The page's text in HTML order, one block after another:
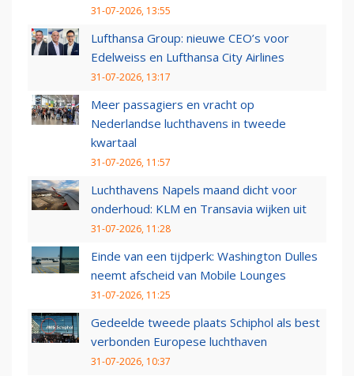
31-07-2026, 13:55
Lufthansa Group: nieuwe CEO’s voor
Edelweiss en Lufthansa City Airlines
31-07-2026, 13:17
Meer passagiers en vracht op
Nederlandse luchthavens in tweede
kwartaal
31-07-2026, 11:57
Luchthavens Napels maand dicht voor
onderhoud: KLM en Transavia wijken uit
31-07-2026, 11:28
Einde van een tijdperk: Washington Dulles
neemt afscheid van Mobile Lounges
31-07-2026, 11:25
Gedeelde tweede plaats Schiphol als best
verbonden Europese luchthaven
31-07-2026, 10:37